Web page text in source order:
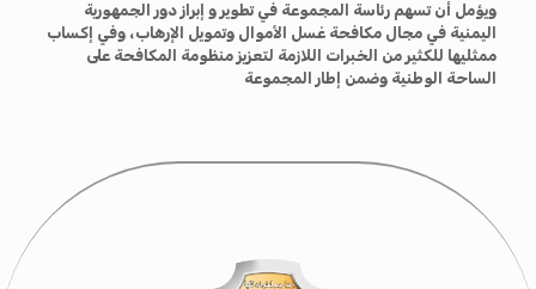
ويؤمل أن تسهم رئاسة المجموعة في تطوير و إبراز دور الجمهورية
اليمنية في مجال مكافحة غسل الأموال وتمويل الإرهاب، وفي إكساب
ممثليها للكثير من الخبرات اللازمة لتعزيز منظومة المكافحة على
الساحة الوطنية وضمن إطار المجموعة